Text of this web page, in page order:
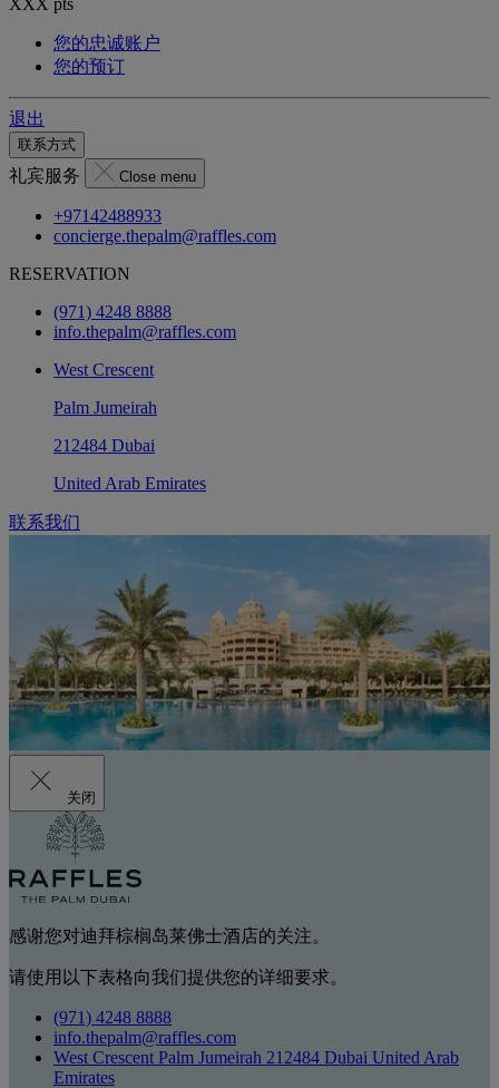
XXX pts
您的忠诚账户
您的预订
退出
联系方式
礼宾服务 Close menu
+97142488933
concierge.thepalm@raffles.com
RESERVATION
(971) 4248 8888
info.thepalm@raffles.com
West Crescent
Palm Jumeirah
212484 Dubai
United Arab Emirates
联系我们
关闭
感谢您对迪拜棕榈岛莱佛士酒店的关注。
请使用以下表格向我们提供您的详细要求。
(971) 4248 8888
info.thepalm@raffles.com
West Crescent Palm Jumeirah 212484 Dubai United Arab
Emirates